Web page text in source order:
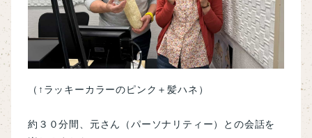
（↑ラッキーカラーのピンク＋髪ハネ）
約３０分間、元さん（パーソナリティー）との会話を